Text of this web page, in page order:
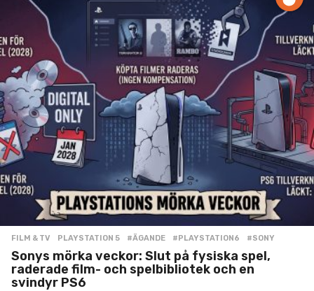
FILM & TV ,PLAYSTATION 5 #ÄGANDE ,#PLAYSTATION6 ,#SONY
Sonys mörka veckor: Slut på fysiska spel,
raderade film- och spelbibliotek och en
svindyr PS6